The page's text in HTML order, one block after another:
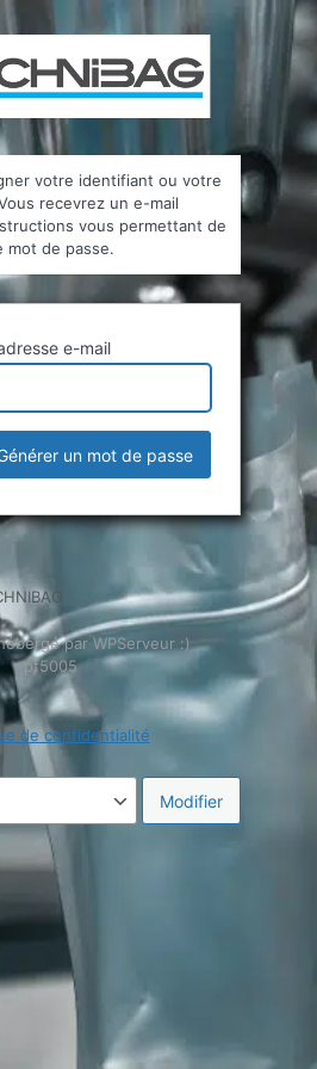
votre identifiant ou votre
recevrez un e-mail
vous permettant de
mot de passe.
e-mail
de confidentialité